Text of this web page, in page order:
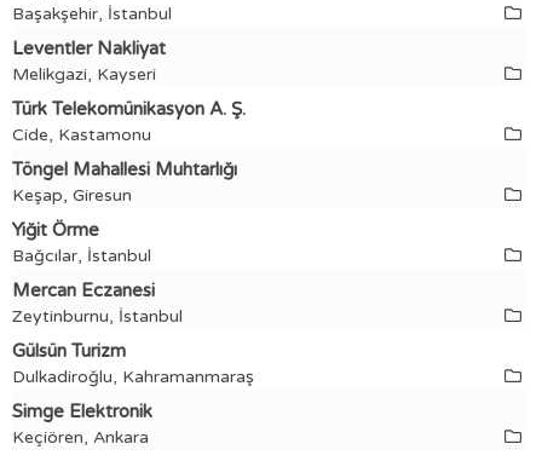
Başakşehir, İstanbul
Leventler Nakliyat
Melikgazi, Kayseri
Türk Telekomünikasyon A. Ş.
Cide, Kastamonu
Töngel Mahallesi Muhtarlığı
Keşap, Giresun
Yiğit Örme
Bağcılar, İstanbul
Mercan Eczanesi
Zeytinburnu, İstanbul
Gülsün Turizm
Dulkadiroğlu, Kahramanmaraş
Simge Elektronik
Keçiören, Ankara